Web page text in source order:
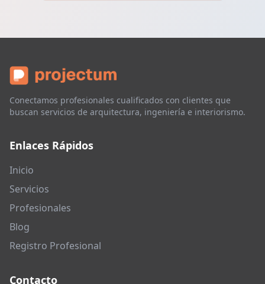
Conectamos profesionales cualificados con clientes que
buscan servicios de arquitectura, ingeniería e interiorismo.
Enlaces Rápidos
Inicio
Servicios
Profesionales
Blog
Registro Profesional
Contacto